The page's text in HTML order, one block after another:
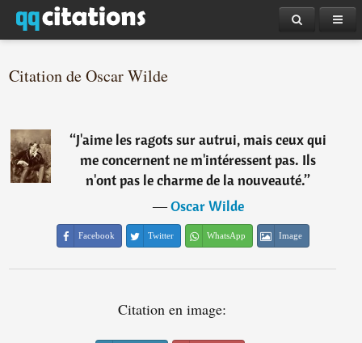
Citation de Oscar Wilde
“J'aime les ragots sur autrui, mais ceux qui
me concernent ne m'intéressent pas. Ils
n'ont pas le charme de la nouveauté.”
―Oscar Wilde
Facebook Twitter WhatsApp Image
Citation en image: